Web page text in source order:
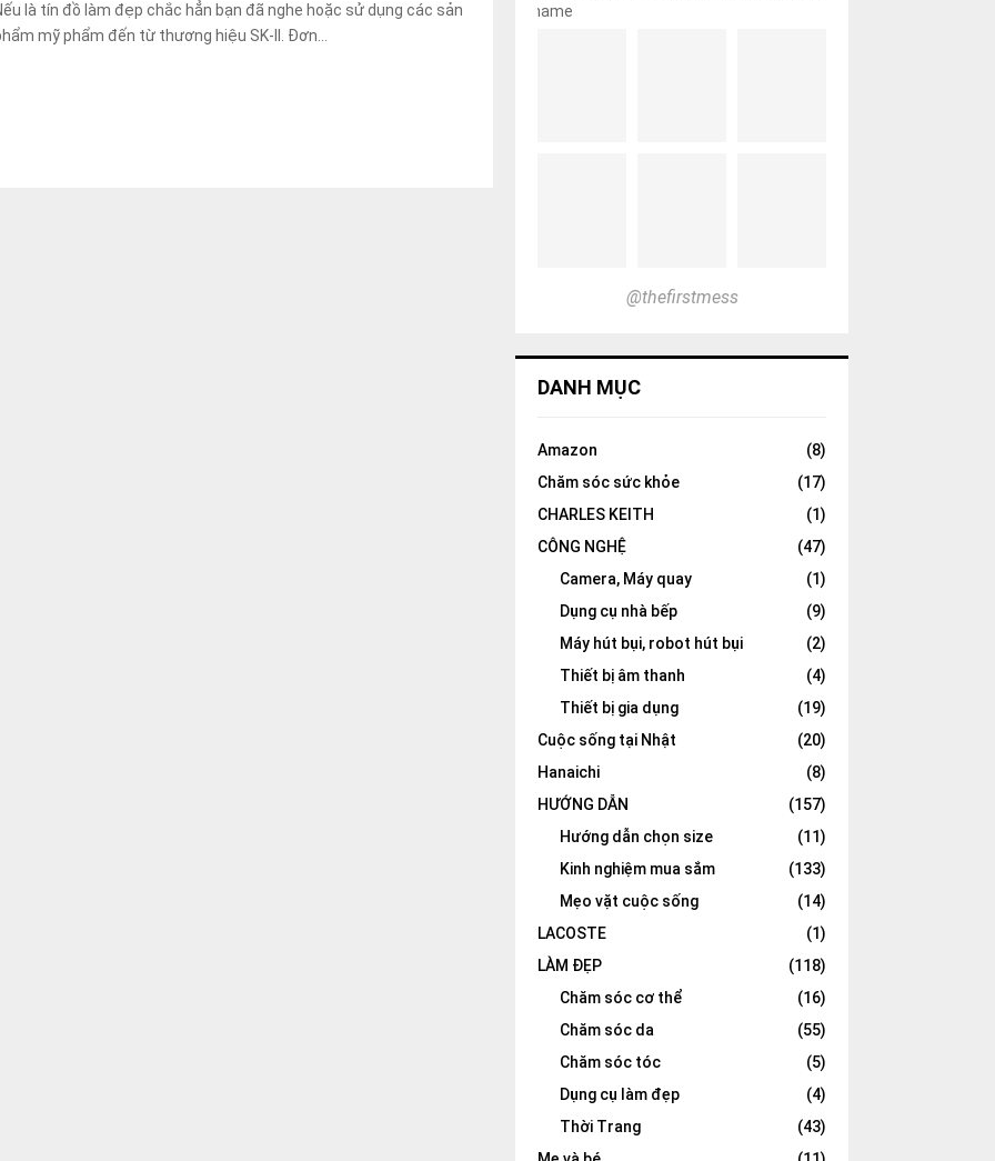
là tín đồ làm đẹp chắc hẳn bạn đã nghe hoặc sử dụng các sản
mỹ phẩm đến từ thương hiệu SK-II. Đơn...
name
@thefirstmess
DANH MỤC
Amazon
(8)
Chăm sóc sức khỏe
(17)
CHARLES KEITH
(1)
CÔNG NGHỆ
(47)
Camera, Máy quay
(1)
Dụng cụ nhà bếp
(9)
Máy hút bụi, robot hút bụi
(2)
Thiết bị âm thanh
(4)
Thiết bị gia dụng
(19)
Cuộc sống tại Nhật
(20)
Hanaichi
(8)
HƯỚNG DẪN
(157)
Hướng dẫn chọn size
(11)
Kinh nghiệm mua sắm
(133)
Mẹo vặt cuộc sống
(14)
LACOSTE
(1)
LÀM ĐẸP
(118)
Chăm sóc cơ thể
(16)
Chăm sóc da
(55)
Chăm sóc tóc
(5)
Dụng cụ làm đẹp
(4)
Thời Trang
(43)